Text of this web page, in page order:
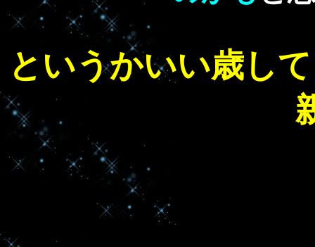
というかいい歳し